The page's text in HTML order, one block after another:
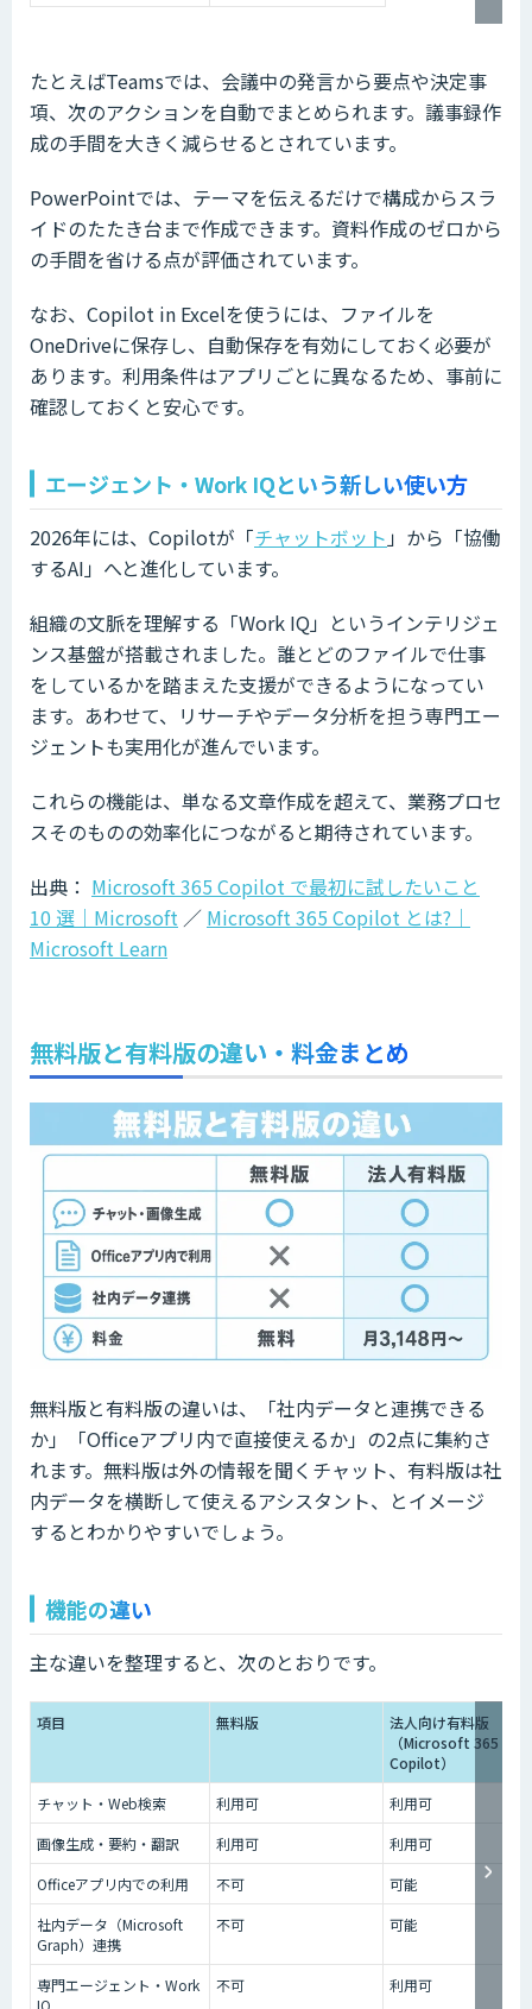
たとえばTeamsでは、会議中の発言から要点や決定事
項、次のアクションを自動でまとめられます。議事録作
成の手間を大きく減らせるとされています。
PowerPointでは、テーマを伝えるだけで構成からスラ
イドのたたき台まで作成できます。資料作成のゼロから
の手間を省ける点が評価されています。
なお、Copilot in Excelを使うには、ファイルを
OneDriveに保存し、自動保存を有効にしておく必要が
あります。利用条件はアプリごとに異なるため、事前に
確認しておくと安心です。
エージェント・Work IQという新しい使い方
2026年には、Copilotが「チャットボット」から「協働
するAI」へと進化しています。
組織の文脈を理解する「Work IQ」というインテリジェ
ンス基盤が搭載されました。誰とどのファイルで仕事
をしているかを踏まえた支援ができるようになってい
ます。あわせて、リサーチやデータ分析を担う専門エー
ジェントも実用化が進んでいます。
これらの機能は、単なる文章作成を超えて、業務プロセ
スそのものの効率化につながると期待されています。
出典： Microsoft 365 Copilot で最初に試したいこと
10 選｜Microsoft ／ Microsoft 365 Copilot とは?｜
Microsoft Learn
無料版と有料版の違い・料金まとめ
無料版と有料版の違いは、「社内データと連携できる
か」「Officeアプリ内で直接使えるか」の2点に集約さ
れます。無料版は外の情報を聞くチャット、有料版は社
内データを横断して使えるアシスタント、とイメージ
するとわかりやすいでしょう。
機能の違い
主な違いを整理すると、次のとおりです。
項目 無料版
法人向け有料版
（Microsoft 365
Copilot）
チャット・Web検索
利用可
利用可
画像生成・要約・翻訳
利用可
利用可
Officeアプリ内での利用
不可
可能
社内データ（Microsoft
Graph）連携
不可 可能
専門エージェント・Work
IQ
不可 利用可